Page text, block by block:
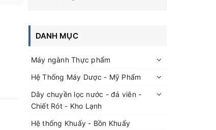
DANH MỤC
Máy ngành Thực phẩm
Hệ Thống Máy Dược - Mỹ Phẩm
Dây chuyền lọc nước - đá viên -
Chiết Rót - Kho Lạnh
Hệ thống Khuấy - Bồn Khuấy